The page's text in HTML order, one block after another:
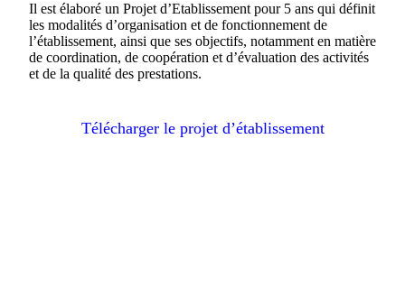
Il est élaboré un Projet d’Etablissement pour 5 ans qui définit
les modalités d’organisation et de fonctionnement de
l’établissement, ainsi que ses objectifs, notamment en matière
de coordination, de coopération et d’évaluation des activités
et de la qualité des prestations.
Télécharger le projet d’établissement